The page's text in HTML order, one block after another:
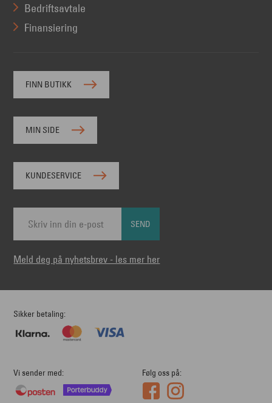
Bedriftsavtale
Finansiering
FINN BUTIKK
MIN SIDE
KUNDESERVICE
SEND
Meld deg på nyhetsbrev - les mer her
Sikker betaling
Vi sender med Følg oss på